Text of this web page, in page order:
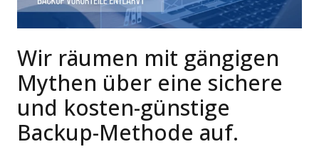
Wir räumen mit gängigen
Mythen über eine sichere
und kosten-günstige
Backup-Methode auf.